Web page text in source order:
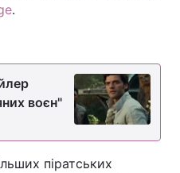
.
воєн"
піратських